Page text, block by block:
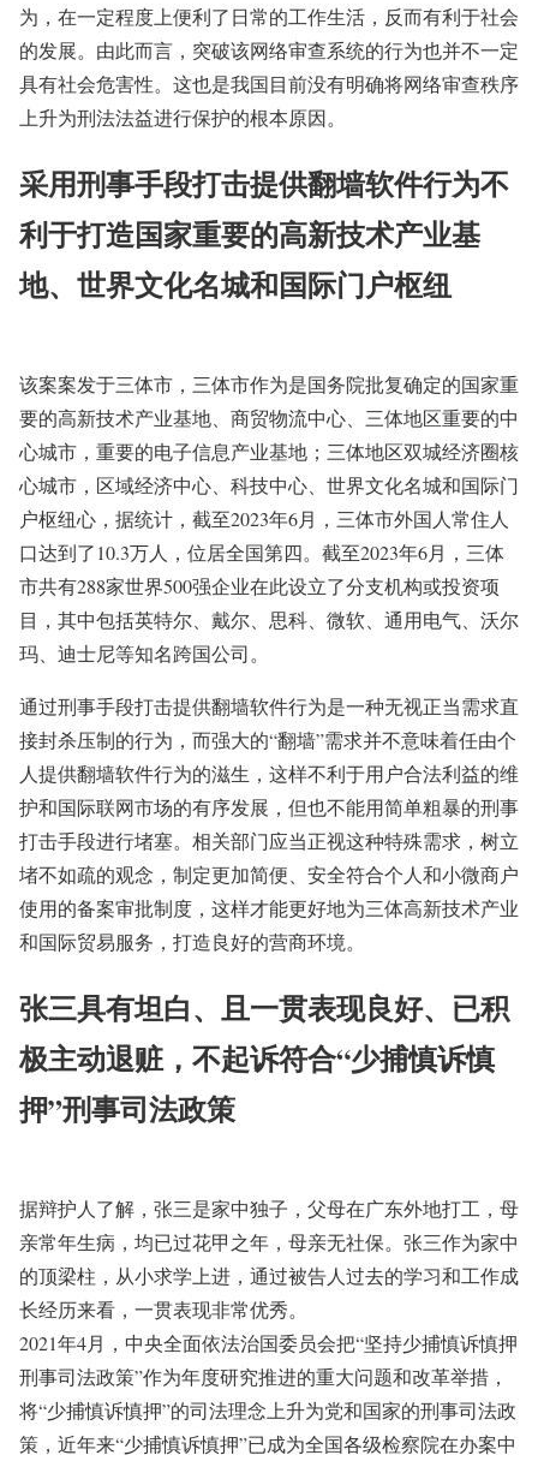
为，在一定程度上便利了日常的工作生活，反而有利于社会
的发展。由此而言，突破该网络审查系统的行为也并不一定
具有社会危害性。这也是我国目前没有明确将网络审查秩序
上升为刑法法益进行保护的根本原因。
采用刑事手段打击提供翻墙软件行为不
利于打造国家重要的高新技术产业基
地、世界文化名城和国际门户枢纽
该案案发于三体市，三体市作为是国务院批复确定的国家重
要的高新技术产业基地、商贸物流中心、三体地区重要的中
心城市，重要的电子信息产业基地；三体地区双城经济圈核
心城市，区域经济中心、科技中心、世界文化名城和国际门
户枢纽心，据统计，截至2023年6月，三体市外国人常住人
口达到了10.3万人，位居全国第四。截至2023年6月，三体
市共有288家世界500强企业在此设立了分支机构或投资项
目，其中包括英特尔、戴尔、思科、微软、通用电气、沃尔
玛、迪士尼等知名跨国公司。
通过刑事手段打击提供翻墙软件行为是一种无视正当需求直
接封杀压制的行为，而强大的“翻墙”需求并不意味着任由个
人提供翻墙软件行为的滋生，这样不利于用户合法利益的维
护和国际联网市场的有序发展，但也不能用简单粗暴的刑事
打击手段进行堵塞。相关部门应当正视这种特殊需求，树立
堵不如疏的观念，制定更加简便、安全符合个人和小微商户
使用的备案审批制度，这样才能更好地为三体高新技术产业
和国际贸易服务，打造良好的营商环境。
张三具有坦白、且一贯表现良好、已积
极主动退赃，不起诉符合“少捕慎诉慎
押”刑事司法政策
据辩护人了解，张三是家中独子，父母在广东外地打工，母
亲常年生病，均已过花甲之年，母亲无社保。张三作为家中
的顶梁柱，从小求学上进，通过被告人过去的学习和工作成
长经历来看，一贯表现非常优秀。
2021年4月，中央全面依法治国委员会把“坚持少捕慎诉慎押
刑事司法政策”作为年度研究推进的重大问题和改革举措，
将“少捕慎诉慎押”的司法理念上升为党和国家的刑事司法政
策，近年来“少捕慎诉慎押”已成为全国各级检察院在办案中